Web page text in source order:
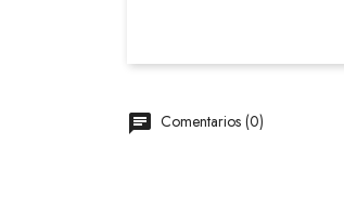
Comentarios (0)